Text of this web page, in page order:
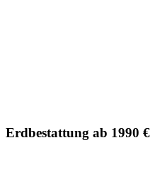
Erdbestattung ab 1990 €